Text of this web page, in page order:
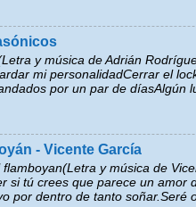
y música de Adrián
mi personalidadCerrar el
por un par de díasAlgún
- Vicente García
y música de
si tú crees que parece un amor
por dentro de tanto soñar.Seré